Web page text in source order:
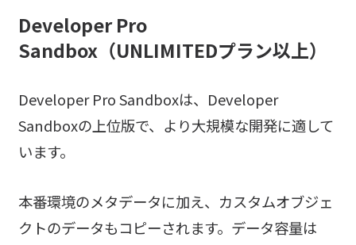
Developer Pro
Sandbox（UNLIMITEDプラン以上）
Developer Pro Sandboxは、Developer
Sandboxの上位版で、より大規模な開発に適して
います。
本番環境のメタデータに加え、カスタムオブジェ
クトのデータもコピーされます。データ容量は